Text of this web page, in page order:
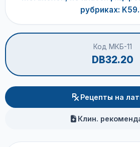
рубриках:
Код МКБ-11
DB32.20
Рецепты на
Клин.